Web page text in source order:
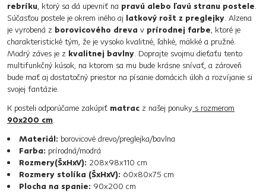
rebríku, ktorý sa dá upevniť na pravú alebo ľavú stranu postele.
Súčasťou postele je okrem iného aj latkový rošt z preglejky. Alzena
je vyrobená z borovicového dreva v prírodnej farbe, ktoré je
charakteristické tým, že je vysoko kvalitné, ľahké, mäkké a pružné.
Modrý záves je z kvalitnej bavlny. Doprajte svojmu dieťaťu tento
multifunkčný kúsok, na ktorom sa mu bude krásne snívať, a zároveň
bude mať aj dostatočný priestor na písanie domácich úloh a rozvíjanie si
svojej fantázie.
K posteli odporúčame zakúpiť matrac z našej ponuky s rozmerom
90x200 cm.
Materiál: borovicové drevo/preglejka/bavlna
Farba: prírodná/modrá
Rozmery(ŠxHxV): 208x98x110 cm
Rozmery stolíka (ŠxHxV): 60x80x75 cm
Plocha na spanie: 90x200 cm